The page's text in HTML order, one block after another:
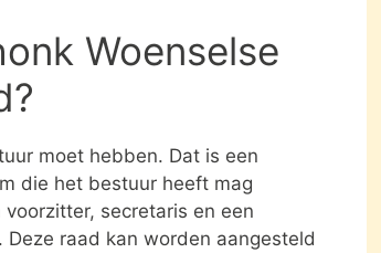
Woenselse
moet hebben. Dat is een
die het bestuur heeft mag
secretaris en een
raad kan worden aangesteld